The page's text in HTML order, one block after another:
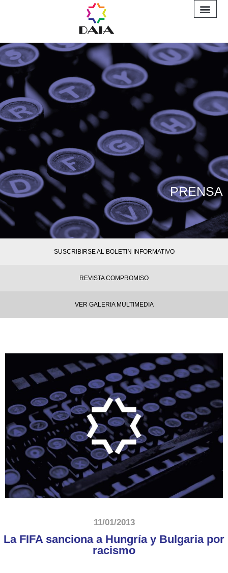
PRENSA
SUSCRIBIRSE AL BOLETIN INFORMATIVO
REVISTA COMPROMISO
VER GALERIA MULTIMEDIA
11/01/2013
La FIFA sanciona a Hungría y Bulgaria por
racismo